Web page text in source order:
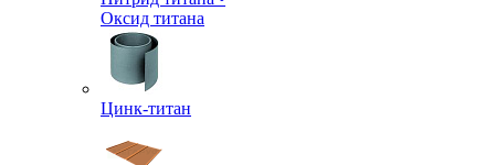
Оксид титана
Цинк-титан